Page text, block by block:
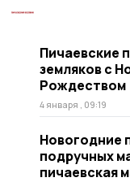
Пичаевские
земляков с
Рождеством
4 января , 09:19
Новогодние
подручных
пичаевская